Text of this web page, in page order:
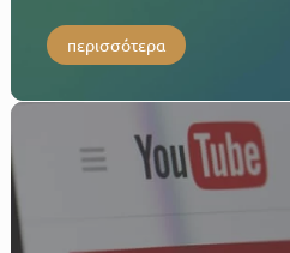
περισσότερα